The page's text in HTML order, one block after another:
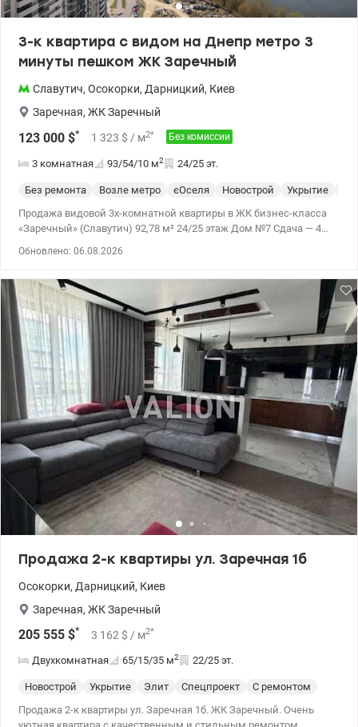
3-к квартира с видом на Днепр метро 3
минуты пешком ЖК Заречный
Славутич, Осокорки, Дарницкий, Киев
Заречная, ЖК Заречный
123 000 $* 1 323 $ / м2* Без комиссии
3 комнатная 93/54/10 м2 24/25 эт.
Без ремонта Возле метро єОселя Новострой Укрытие
Продажа видовой 3х-комнатной квартиры в ЖК бизнес-класса
«Заречный» (Славутич) 92,78 м² 24/25 этаж Дом №7 Сдача — 4
сделаете под себя, без переплат * Подземный паркинг под
домом (есть аренда и покупка) * Закрытая территория, охрана,
видеонаблюдение * Собственная набережная Днепра *
Современные лифты и входные группы * Инфраструктура в
комплексе — все под рукой - Таких цен в этом ЖК уже нет -
Сотрудничаем с проверенными компаниями по ремонту “под
ключ” - Отлично подойдет как для жизни, так и под инвестицию
- Высокий спрос на аренду Цена:125 000 у.е. без комиссии
Айпара тел.0992733730 valion.ua/1148361
Обновлено: 06.08.2026
Продажа 2-к квартиры ул. Заречная 1б
Осокорки, Дарницкий, Киев
Заречная, ЖК Заречный
205 555 $* 3 162 $ / м2*
Двухкомнатная 65/15/35 м2 22/25 эт.
Новострой Укрытие Элит Спецпроект
С ремонтом
Продажа 2-к квартиры ул. Заречная 1б. ЖК Заречный. Очень